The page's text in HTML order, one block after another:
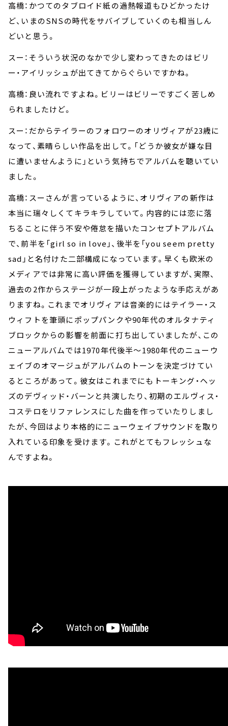
高橋：かつてのタブロイド紙の過熱報道もひどかったけ
ど、いまのSNSの時代をサバイブしていくのも相当しん
どいと思う。
スー：そういう状況のなかで少し変わってきたのはビリ
ー・アイリッシュが出てきてからぐらいですかね。
高橋：良い流れですよね。ビリーはビリーですごく苦しめ
られましたけど。
スー：だからテイラーのフォロワーのオリヴィアが23歳に
なって、素晴らしい作品を出して。「どうか彼女が嫌な目
に遭いませんように」という気持ちでアルバムを聴いてい
ました。
高橋：スーさんが言っているように、オリヴィアの新作は
本当に瑞々しくてキラキラしていて。内容的には恋に落
ちることに伴う不安や倦怠を描いたコンセプトアルバム
で、前半を「girl so in love」、後半を「you seem pretty
sad」と名付けた二部構成になっています。早くも欧米の
メディアでは非常に高い評価を獲得していますが、実際、
過去の2作からステージが一段上がったような手応えがあ
りますね。これまでオリヴィアは音楽的にはテイラー・ス
ウィフトを筆頭にポップパンクや90年代のオルタナティ
ブロックからの影響を前面に打ち出していましたが、この
ニューアルバムでは1970年代後半～1980年代のニューウ
ェイブのオマージュがアルバムのトーンを決定づけてい
るところがあって。彼女はこれまでにもトーキング・ヘッ
ズのデヴィッド・バーンと共演したり、初期のエルヴィス・
コステロをリファレンスにした曲を作っていたりしまし
たが、今回はより本格的にニューウェイブサウンドを取り
入れている印象を受けます。これがとてもフレッシュな
んですよね。